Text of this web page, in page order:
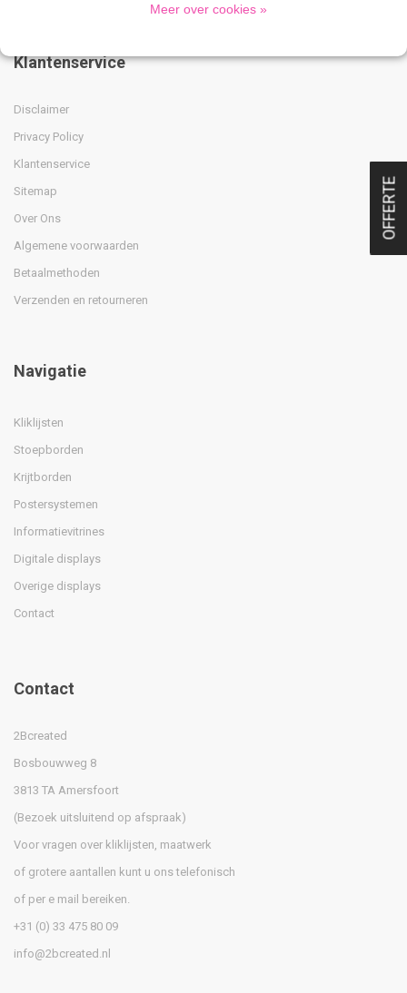
Klantenservice
Disclaimer
Privacy Policy
Klantenservice
Sitemap
Over Ons
Algemene voorwaarden
Betaalmethoden
Verzenden en retourneren
Navigatie
Kliklijsten
Stoepborden
Krijtborden
Postersystemen
Informatievitrines
Digitale displays
Overige displays
Contact
Contact
2Bcreated
Bosbouwweg 8
3813 TA Amersfoort
(Bezoek uitsluitend op afspraak)
Voor vragen over kliklijsten, maatwerk
of grotere aantallen kunt u ons telefonisch
of per e mail bereiken.
+31 (0) 33 475 80 09
info@2bcreated.nl
OFFERTE
Meer over cookies »